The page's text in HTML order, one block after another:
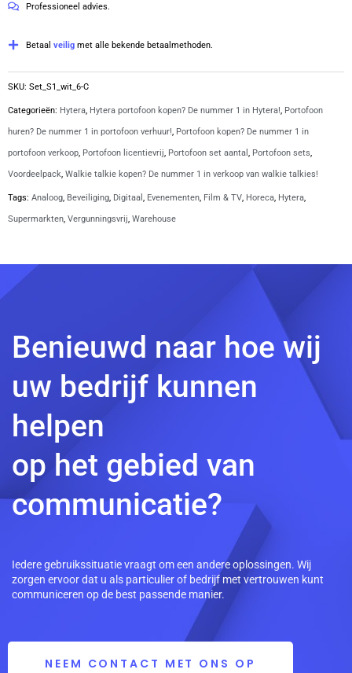
ring
S1
aantal
Professioneel advies.
Betaal veilig met alle bekende betaalmethoden.
SKU: Set_S1_wit_6-C
Categorieën: Hytera, Hytera portofoon kopen? De nummer 1 in Hytera!, Portofoon
huren? De nummer 1 in portofoon verhuur!, Portofoon kopen? De nummer 1 in
portofoon verkoop, Portofoon licentievrij, Portofoon set aantal , Portofoon sets,
Voordeelpack, Walkie talkie kopen? De nummer 1 in verkoop van walkie talkies!
Tags: Analoog, Beveiliging, Digitaal , Evenementen, Film & TV, Horeca, Hytera,
Supermarkten, Vergunningsvrij, Warehouse
Benieuwd naar hoe wij
uw bedrijf kunnen
helpen
op het gebied van
communicatie?
Iedere gebruikssituatie vraagt om een andere oplossingen. Wij
zorgen ervoor dat u als particulier of bedrijf met vertrouwen kunt
communiceren op de best passende manier.
NEEM CONTACT MET ONS OP